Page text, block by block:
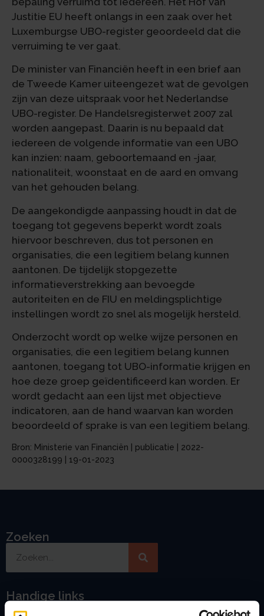
Justitie EU heeft onlangs in een zaak over het
Luxemburgse UBO-register geoordeeld dat die
verruiming te ver gaat.
De minister van Financiën heeft in een brief aan
de Tweede Kamer uiteengezet wat de gevolgen
zijn van deze uitspraak voor het Nederlandse
UBO-register. De Handelsregisterwet 2007 zal
worden aangepast. Daarin is nu bepaald dat
iedereen de volgende informatie van een UBO
kan inzien: naam, geboortemaand en -jaar,
nationaliteit, woonstaat en de aard en omvang
van het gehouden belang.
De aangekondigde aanpassing houdt in dat de
toegang tot gegevens beperkt wordt zoals
hiervoor beschreven, dus tot personen en
organisaties, die een legitiem belang kunnen
aantonen. De tijdelijk stopgezette
informatieverstrekking aan bevoegde
autoriteiten en de FIU en meldingsplichtige
instellingen wordt zo snel als mogelijk hersteld.
Onderzocht wordt op welke wijze personen en
organisaties, die een legitiem belang kunnen
aantonen, toegang tot UBO-informatie krijgen en
hoe deze groep geïdentificeerd kan worden. Er
wordt gedacht aan een lijst met objectieve
indicatoren, aan de hand waarvan kan worden
beoordeeld of sprake is van een legitiem belang.
Bron: Ministerie van Financiën | publicatie | 2022-
0000328199 | 19-01-2023
Zoeken
Handige links
Jaarstukken opstellen